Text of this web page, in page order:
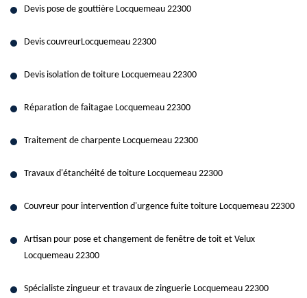
Devis pose de gouttière Locquemeau 22300
Devis couvreurLocquemeau 22300
Devis isolation de toiture Locquemeau 22300
Réparation de faitagae Locquemeau 22300
Traitement de charpente Locquemeau 22300
Travaux d'étanchéité de toiture Locquemeau 22300
Couvreur pour intervention d'urgence fuite toiture Locquemeau 22300
Artisan pour pose et changement de fenêtre de toit et Velux
Locquemeau 22300
Spécialiste zingueur et travaux de zinguerie Locquemeau 22300